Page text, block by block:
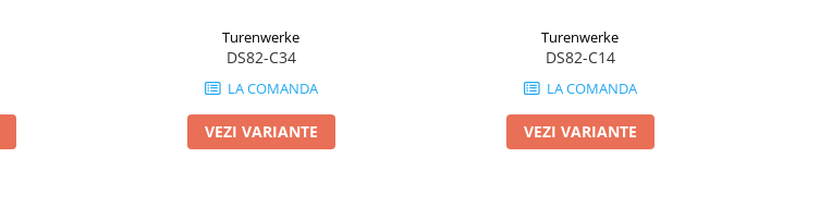
Turenwerke
DS82-C34
LA COMANDA
VEZI VARIANTE
Turenwerke
DS82-C14
LA COMANDA
VEZI VARIANTE